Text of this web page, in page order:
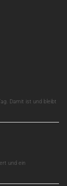
Damit ist und bleibt
und ein